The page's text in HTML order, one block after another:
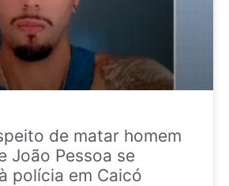
de matar homem
João Pessoa se
polícia em Caicó